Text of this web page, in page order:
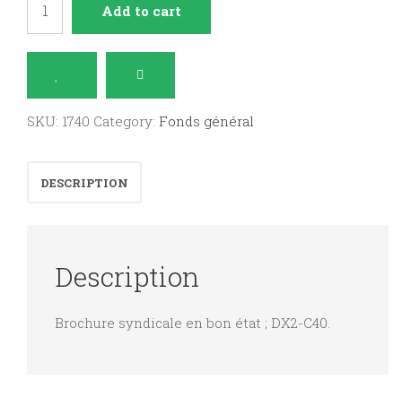
syndical
dans
quantity
Add to cart
SKU: 1740 Category: Fonds général
DESCRIPTION
Description
Brochure syndicale en bon état ; DX2-C40.